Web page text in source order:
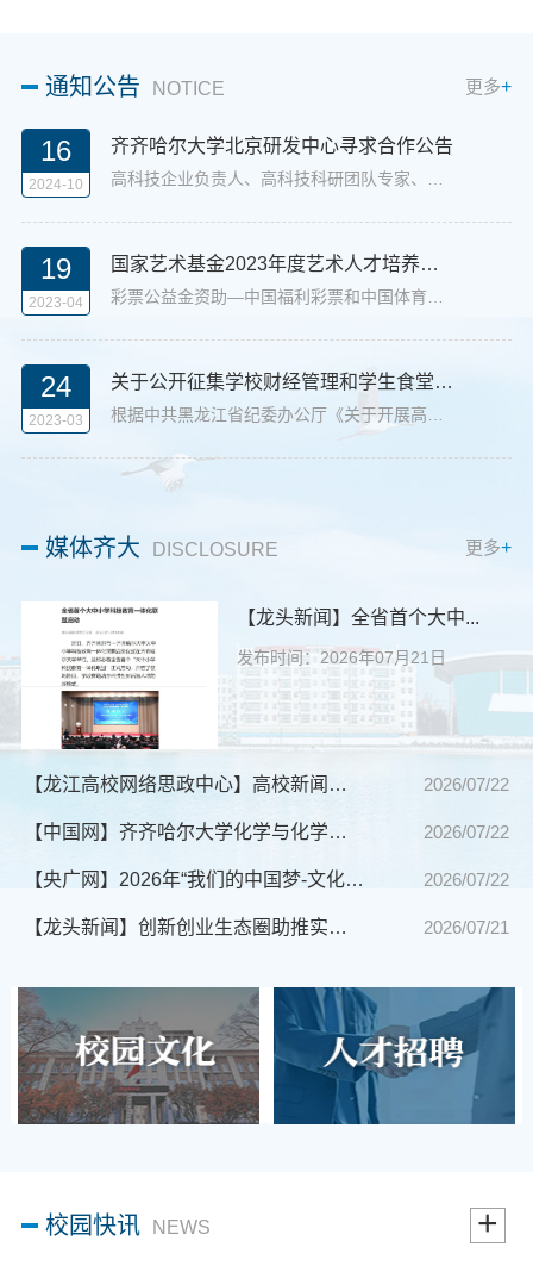
司冠名支持。来自省内外高校、科研院所及企业的专家
学者、工程技术人员和师生代表齐聚一堂，围绕冶金与
的开幕式由材料科学与工程学院院长贾宏葛教授主持。
校党委副书记...
通知公告 NOTICE 更多+
16
2024-10
齐齐哈尔大学北京研发中心寻求合作公告
19
2023-04
国家艺术基金2023年度艺术人才培养资助项目“东北边疆民族舞蹈编创人才培养”招生简章
24
2023-03
关于公开征集学校财经管理和学生食堂腐败问题线索的公告
媒体齐大 DISCLOSURE 更多+
【龙头新闻】全省首个大中...
发布时间：2026年07月21日
2026/07/22
【龙江高校网络思政中心】高校新闻速递：教育部2026...
2026/07/22
【中国网】齐齐哈尔大学化学与化学工程学院赴泰来县...
2026/07/22
【央广网】2026年“我们的中国梦-文化进万家”齐齐哈...
2026/07/21
【龙头新闻】创新创业生态圈助推实体经济提质增效｜...
校园快讯 NEWS +